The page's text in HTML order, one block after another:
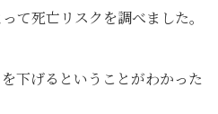
て死亡リスクを調べました。
下げるということがわかった